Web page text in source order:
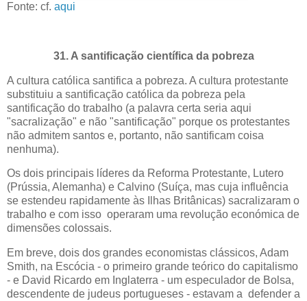
Fonte: cf. aqui
31. A santificação científica da pobreza
A cultura católica santifica a pobreza. A cultura protestante
substituiu a santificação católica da pobreza pela
santificação do trabalho (a palavra certa seria aqui
"sacralização" e não "santificação" porque os protestantes
não admitem santos e, portanto, não santificam coisa
nenhuma).
Os dois principais líderes da Reforma Protestante, Lutero
(Prússia, Alemanha) e Calvino (Suíça, mas cuja influência
se estendeu rapidamente às Ilhas Britânicas) sacralizaram o
trabalho e com isso operaram uma revolução económica de
dimensões colossais.
Em breve, dois dos grandes economistas clássicos, Adam
Smith, na Escócia - o primeiro grande teórico do capitalismo
- e David Ricardo em Inglaterra - um especulador de Bolsa,
descendente de judeus portugueses - estavam a defender a